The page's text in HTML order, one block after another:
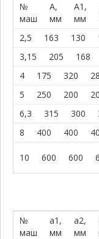
№
маш
A,
мм
A1,
мм
2,5
163 130
3,15
205 168
4
175 320
5
250 200
6,3
315 300
8
400 400
10 600 600
№
маш
a1,
мм
a2,
мм